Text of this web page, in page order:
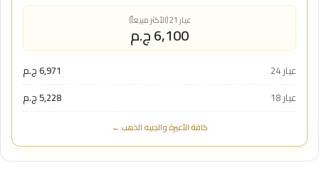
عيار 21 (الأكثر مبيعاً)
6,100 ج.م
عيار 24
6,971 ج.م
عيار 18
5,228 ج.م
كافة الأعيرة والجنيه الذهب ←